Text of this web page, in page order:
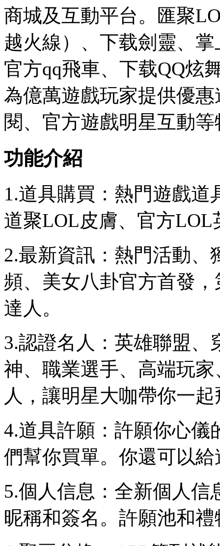
商城及互動平台。匯聚
越火線）、下载劍靈、
官方qq飛車、下载QQ炫
為億萬遊戲玩家提供優
閱、官方遊戲明星互動
功能介紹
1.道具購買：熱門遊戲
道聚LOL皮膚、官方LOL
2.最新資訊：熱門活動
頻、美女八卦官方首發
達人。
3.認證名人：英雄聯盟
神、職業選手、高端玩
人，讓明星大咖帶你一起
4.道具許願：許願你心儀
們幫你買單。你還可以
5.個人信息：全新個人
昵稱和簽名。許願池和